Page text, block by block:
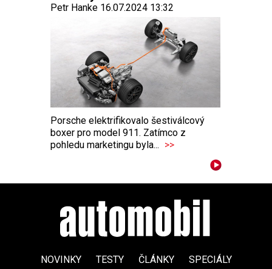
Petr Hanke 16.07.2024 13:32
Porsche elektrifikovalo šestiválcový
boxer pro model 911. Zatímco z
pohledu marketingu byla... >>
NOVINKY TESTY ČLÁNKY SPECIÁLY